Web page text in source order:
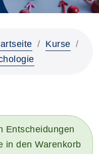
Kurse
Entscheidungen
in den Warenkorb